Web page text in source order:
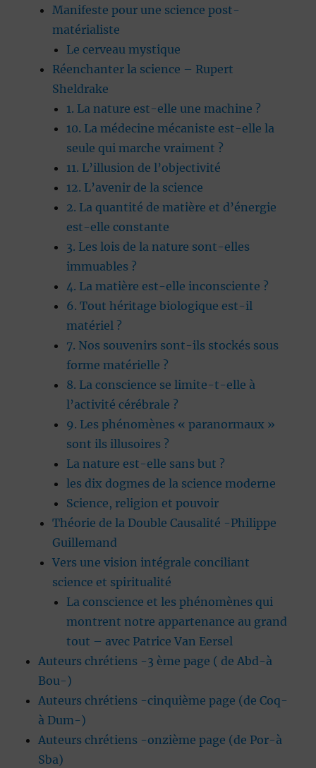
Manifeste pour une science post-
matérialiste
Le cerveau mystique
Réenchanter la science – Rupert
Sheldrake
1. La nature est-elle une machine ?
10. La médecine mécaniste est-elle la
seule qui marche vraiment ?
11. L’illusion de l’objectivité
12. L’avenir de la science
2. La quantité de matière et d’énergie
est-elle constante
3. Les lois de la nature sont-elles
immuables ?
4. La matière est-elle inconsciente ?
6. Tout héritage biologique est-il
matériel ?
7. Nos souvenirs sont-ils stockés sous
forme matérielle ?
8. La conscience se limite-t-elle à
l’activité cérébrale ?
9. Les phénomènes « paranormaux »
sont ils illusoires ?
La nature est-elle sans but ?
les dix dogmes de la science moderne
Science, religion et pouvoir
Théorie de la Double Causalité -Philippe
Guillemand
Vers une vision intégrale conciliant
science et spiritualité
La conscience et les phénomènes qui
montrent notre appartenance au grand
tout – avec Patrice Van Eersel
Auteurs chrétiens -3 ème page ( de Abd-à
Bou-)
Auteurs chrétiens -cinquième page (de Coq-
à Dum-)
Auteurs chrétiens -onzième page (de Por-à
Sba)